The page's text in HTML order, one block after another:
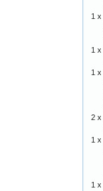
1 x
1 x
1 x
2 x
1 x
1 x